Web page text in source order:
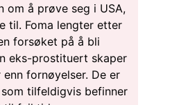
om å prøve seg i USA,
til. Foma lengter etter
forsøket på å bli
eks-prostituert skaper
fornøyelser. De er
tilfeldigvis befinner